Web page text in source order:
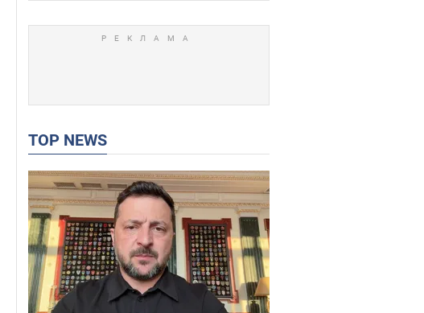
TOP NEWS